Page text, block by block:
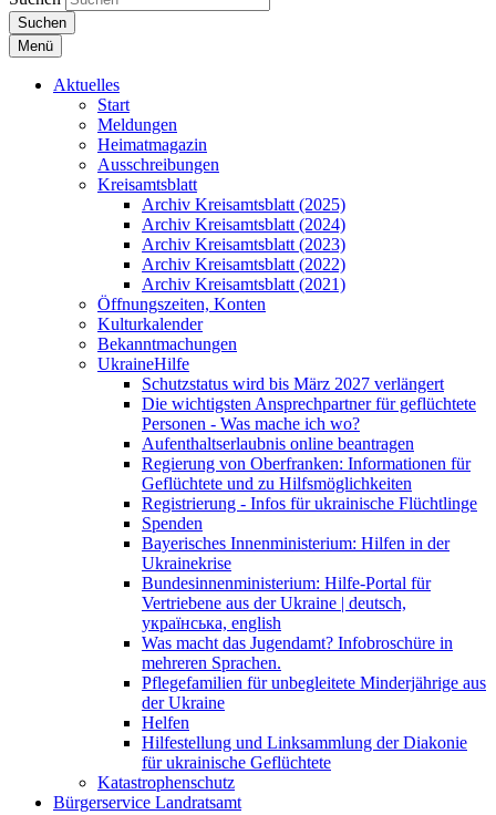
Suchen
Menü
Aktuelles
Start
Meldungen
Heimatmagazin
Ausschreibungen
Kreisamtsblatt
Archiv Kreisamtsblatt (2025)
Archiv Kreisamtsblatt (2024)
Archiv Kreisamtsblatt (2023)
Archiv Kreisamtsblatt (2022)
Archiv Kreisamtsblatt (2021)
Öffnungszeiten, Konten
Kulturkalender
Bekanntmachungen
UkraineHilfe
Schutzstatus wird bis März 2027 verlängert
Die wichtigsten Ansprechpartner für geflüchtete
Personen - Was mache ich wo?
Aufenthaltserlaubnis online beantragen
Regierung von Oberfranken: Informationen für
Geflüchtete und zu Hilfsmöglichkeiten
Registrierung - Infos für ukrainische Flüchtlinge
Spenden
Bayerisches Innenministerium: Hilfen in der
Ukrainekrise
Bundesinnenministerium: Hilfe-Portal für
Vertriebene aus der Ukraine | deutsch,
українська, english
Was macht das Jugendamt? Infobroschüre in
mehreren Sprachen.
Pflegefamilien für unbegleitete Minderjährige aus
der Ukraine
Helfen
Hilfestellung und Linksammlung der Diakonie
für ukrainische Geflüchtete
Katastrophenschutz
Bürgerservice Landratsamt